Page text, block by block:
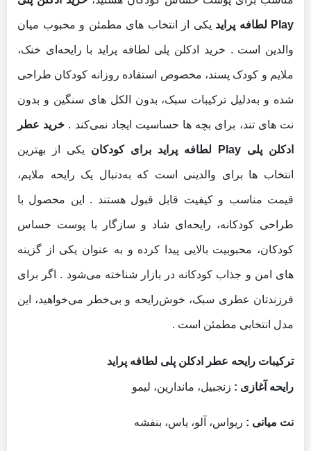
Play لطافه پراید یکی از انتخاب‌ های مطمئن و محبوب میان
والدین است . خرید ادکلن پلی لطافه پراید با رایحه‌ای خنک،
ملایم و کودک‌ پسند، مخصوص استفاده روزانه کودکان طراحی
شده و به‌دلیل ترکیبات سبک، بدون الکل‌ های سنگین و بدون
نت‌ های تند، برای بچه‌ ها حساسیت ایجاد نمی‌کند . خرید عطر
ادکلن پلی Play لطافه پراید برای کودکان یکی از بهترین
انتخاب‌ ها برای والدینی است که به‌دنبال یک رایحه ملایم،
قیمت مناسب و کیفیت قابل قبول هستند . این محصول با
طراحی کودکانه، رایحه‌ای شاد و سازگار با پوست حساس
کودکان، محبوبیت بالایی پیدا کرده و به‌ عنوان یکی از گزینه‌
های امن و جذاب کودکانه در بازار شناخته می‌شود . اگر برای
فرزندتان عطری سبک، خوش‌رایحه و بی‌خطر می‌خواهید، این
مدل انتخابی مطمئن است .
ترکیبات رایحه عطر ادکلن پلی لطافه پراید
رایحه آغازی : زنجبیل، ماندارین، لیمو
نت میانی : ریواس، آلو، یاس، بنفشه